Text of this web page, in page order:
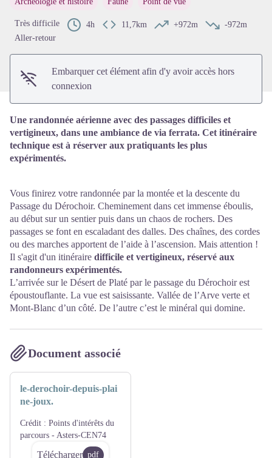
Voir l'image en plein écran
Très difficile 4h 11,7km +972m
-972m
Aller-retour
Embarquer cet élément afin d'y avoir accès hors
connexion
Une randonnée aérienne avec des passages difficiles et
vertigineux, dans une ambiance de via ferrata. Cet itinéraire
technique est à réserver aux pratiquants les plus
expérimentés.
Vous finirez votre randonnée par la montée et la descente du
Passage du Dérochoir. Cheminement dans cet immense éboulis,
au début sur un sentier puis dans un chaos de rochers. Des
passages se font en escaladant des dalles. Des chaînes, des cordes
ou des marches apportent de l’aide à l’ascension. Mais attention !
Il s'agit d'un itinéraire difficile et vertigineux, réservé aux
randonneurs expérimentés.
L’arrivée sur le Désert de Platé par le passage du Dérochoir est
époustouflante. La vue est saisissante. Vallée de l’Arve verte et
Mont-Blanc d’un côté. De l’autre c’est le minéral qui domine.
Document associé
le-derochoir-depuis-plai
ne-joux.
Crédit : Points d'intérêts du
parcours - Asters-CEN74
Télécharger pdf